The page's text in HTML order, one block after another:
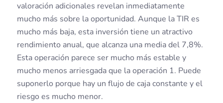
valoración adicionales revelan inmediatamente
mucho más sobre la oportunidad. Aunque la TIR es
mucho más baja, esta inversión tiene un atractivo
rendimiento anual, que alcanza una media del 7,8%.
Esta operación parece ser mucho más estable y
mucho menos arriesgada que la operación 1. Puede
suponerlo porque hay un flujo de caja constante y el
riesgo es mucho menor.